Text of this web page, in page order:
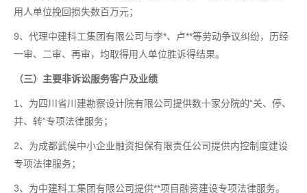
用人单位挽回损失数百万元；
9、代理中建科工集团有限公司与李*、卢**等劳动争议纠纷，历经
一审、二审、再审，均取得用人单位胜诉得结果。
（三）主要非诉讼服务客户及业绩
1、为四川省川建勘察设计院有限公司提供数十家分院的“关、停、
并、转”专项法律服务；
2、为成都武侯中小企业融资担保有限责任公司提供内控制度建设
专项法律服务；
3、为中建科工集团有限公司提供**项目融资建设专项法律服务。